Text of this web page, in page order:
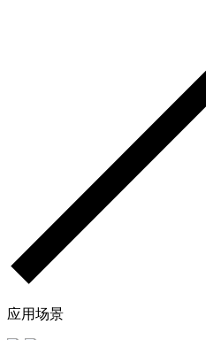
应用场景